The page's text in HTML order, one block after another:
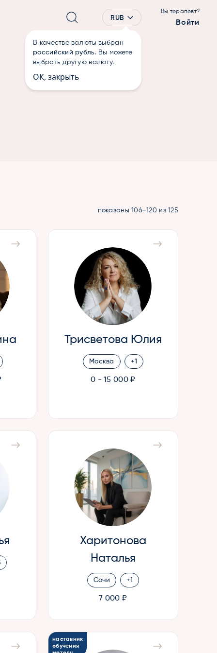
RUB
В качестве валюты выбран
российский рубль. Вы можете
выбрать другую валюту.
ОК, закрыть
Вы терапевт?
Войти
показаны 106–120 из 125
Трисветова Юлия
Москва +1
0 - 15 000 ₽
Харитонова
Наталья
Сочи +1
7 000 ₽
наставник
обучения